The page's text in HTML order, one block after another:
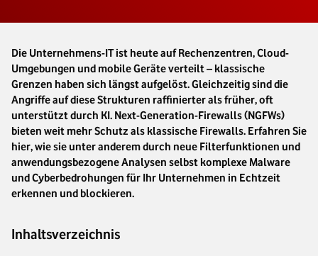
Die Unternehmens-IT ist heute auf Rechenzentren, Cloud-
Umgebungen und mobile Geräte verteilt – klassische
Grenzen haben sich längst aufgelöst. Gleichzeitig sind die
Angriffe auf diese Strukturen raffinierter als früher, oft
unterstützt durch KI. Next-Generation-Firewalls (NGFWs)
bieten weit mehr Schutz als klassische Firewalls. Erfahren Sie
hier, wie sie unter anderem durch neue Filterfunktionen und
anwendungsbezogene Analysen selbst komplexe Malware
und Cyberbedrohungen für Ihr Unternehmen in Echtzeit
erkennen und blockieren.
Inhaltsverzeichnis